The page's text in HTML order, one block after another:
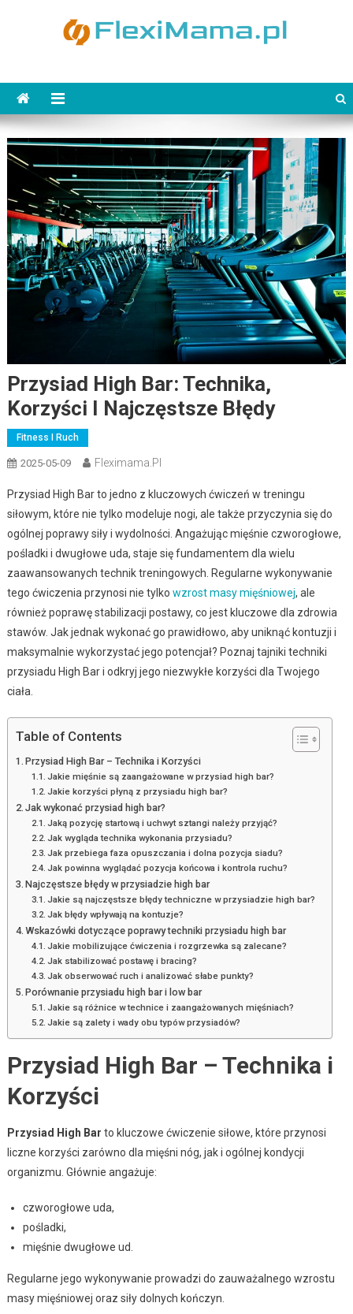
Przysiad High Bar: Technika,
Korzyści I Najczęstsze Błędy
Fitness I Ruch
2025-05-09 Fleximama.pl
Przysiad High Bar to jedno z kluczowych ćwiczeń w treningu
siłowym, które nie tylko modeluje nogi, ale także przyczynia się do
ogólnej poprawy siły i wydolności. Angażując mięśnie czworogłowe,
pośladki i dwugłowe uda, staje się fundamentem dla wielu
zaawansowanych technik treningowych. Regularne wykonywanie
tego ćwiczenia przynosi nie tylko wzrost masy mięśniowej, ale
również poprawę stabilizacji postawy, co jest kluczowe dla zdrowia
stawów. Jak jednak wykonać go prawidłowo, aby uniknąć kontuzji i
maksymalnie wykorzystać jego potencjał? Poznaj tajniki techniki
przysiadu High Bar i odkryj jego niezwykłe korzyści dla Twojego
ciała.
Table of Contents
Przysiad High Bar – Technika i Korzyści
Jakie mięśnie są zaangażowane w przysiad high bar?
Jakie korzyści płyną z przysiadu high bar?
Jak wykonać przysiad high bar?
Jaką pozycję startową i uchwyt sztangi należy przyjąć?
Jak wygląda technika wykonania przysiadu?
Jak przebiega faza opuszczania i dolna pozycja siadu?
Jak powinna wyglądać pozycja końcowa i kontrola ruchu?
Najczęstsze błędy w przysiadzie high bar
Jakie są najczęstsze błędy techniczne w przysiadzie high bar?
Jak błędy wpływają na kontuzje?
Wskazówki dotyczące poprawy techniki przysiadu high bar
Jakie mobilizujące ćwiczenia i rozgrzewka są zalecane?
Jak stabilizować postawę i bracing?
Jak obserwować ruch i analizować słabe punkty?
Porównanie przysiadu high bar i low bar
Jakie są różnice w technice i zaangażowanych mięśniach?
Jakie są zalety i wady obu typów przysiadów?
Przysiad High Bar – Technika i
Korzyści
Przysiad High Bar to kluczowe ćwiczenie siłowe, które przynosi
liczne korzyści zarówno dla mięśni nóg, jak i ogólnej kondycji
organizmu. Głównie angażuje:
czworogłowe uda,
pośladki,
mięśnie dwugłowe ud.
Regularne jego wykonywanie prowadzi do zauważalnego wzrostu
masy mięśniowej oraz siły dolnych kończyn.